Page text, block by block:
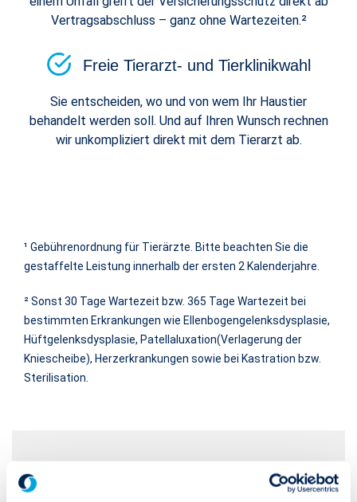
Vertragsabschluss – ganz ohne Wartezeiten.²
Freie Tierarzt- und Tierklinikwahl
Sie entscheiden, wo und von wem Ihr Haustier
behandelt werden soll. Und auf Ihren Wunsch rechnen
wir unkompliziert direkt mit dem Tierarzt ab.
¹ Gebührenordnung für Tierärzte. Bitte beachten Sie die
gestaffelte Leistung innerhalb der ersten 2 Kalenderjahre.
² Sonst 30 Tage Wartezeit bzw. 365 Tage Wartezeit bei
bestimmten Erkrankungen wie Ellenbogengelenksdysplasie,
Hüftgelenksdysplasie, Patellaluxation(Verlagerung der
Kniescheibe), Herzerkrankungen sowie bei Kastration bzw.
Sterilisation.
Wählen Sie zwischen zwei